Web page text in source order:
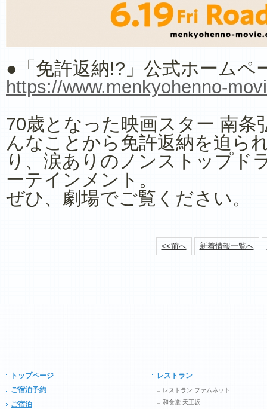
●「免許返納!?」公式ホームペ
https://www.menkyohenno-
70歳となった映画スター 南条
んなことから免許返納を迫ら
り、涙ありのノンストップド
ーテインメント。
ぜひ、劇場でご覧ください。
<<前へ 新着情報一覧へ
トップページ
ご宿泊予約
ご宿泊
レストラン
レストラン ファムネット
和食堂 天王坂